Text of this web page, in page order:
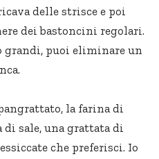
delle strisce e poi
dei bastoncini regolari.
grandi, puoi eliminare un
la farina di
di sale, una grattata di
che preferisci. Io